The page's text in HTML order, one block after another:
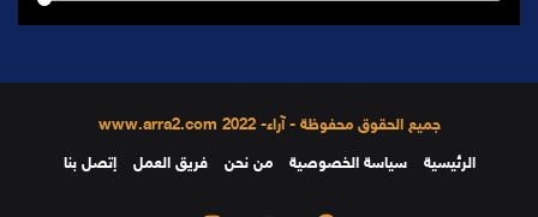
جميع الحقوق محفوظة - آراء- 2022 www.arra2.com
الرئيسية
سياسة الخصوصية من نحن فريق العمل إتصل بنا